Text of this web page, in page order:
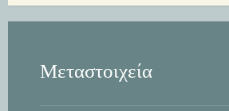
Μεταστοιχεία